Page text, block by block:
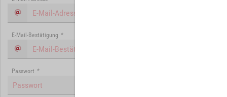
E-Mail-Bestätigung *
Passwort *